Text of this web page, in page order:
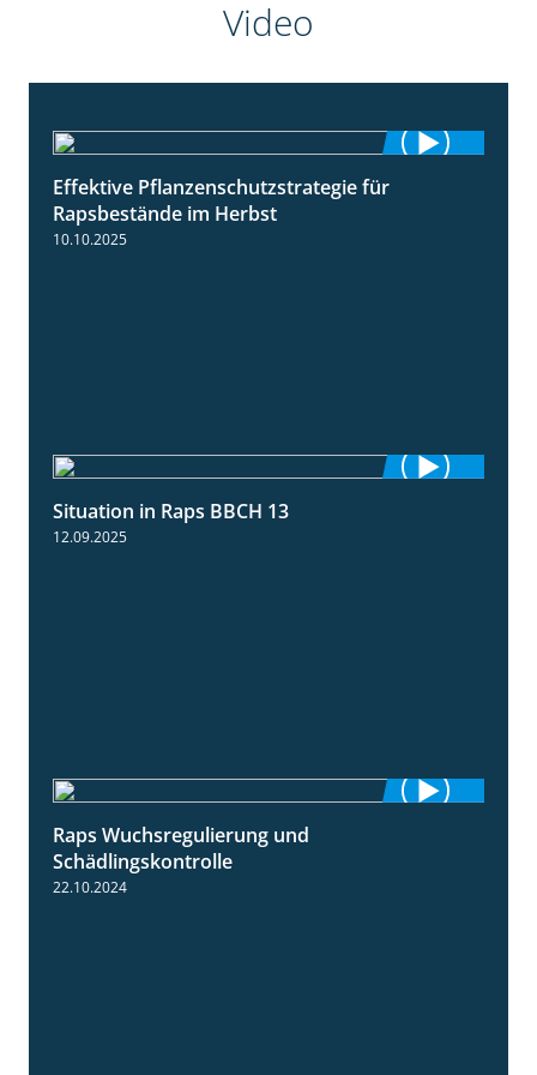
Video
Effektive Pflanzenschutzstrategie für
Rapsbestände im Herbst
10.10.2025
Situation in Raps BBCH 13
12.09.2025
Raps Wuchsregulierung und
Schädlingskontrolle
22.10.2024